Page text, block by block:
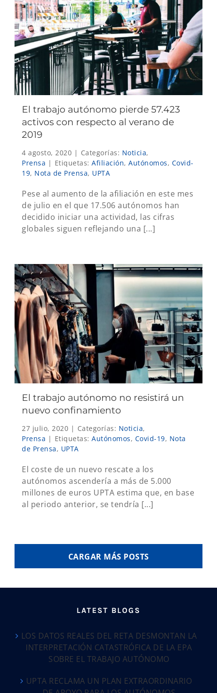
El trabajo autónomo pierde 57.423
activos con respecto al verano de
2019
4 agosto, 2020 | Categorías: Noticia,
Prensa | Etiquetas: Afiliación, Autónomos, Covid-
19, Nota de Prensa, UPTA
Pese al aumento de la afiliación en este mes
de julio en el que 17.506 autónomos han
decidido iniciar una actividad, las cifras
globales siguen reflejando una [...]
El trabajo autónomo no resistirá un
nuevo confinamiento
27 julio, 2020 | Categorías: Noticia,
Prensa | Etiquetas: Autónomos, Covid-19, Nota
de Prensa, UPTA
El coste de un nuevo rescate a los
autónomos ascendería a más de 5.000
millones de euros UPTA estima que, en base
al periodo anterior, se tendría [...]
CARGAR MÁS POSTS
LATEST BLOGS
LOS DATOS REALES DEL RETA DESMONTAN LA
INTERPRETACIÓN CATASTRÓFICA DE LA EPA
SOBRE EL TRABAJO AUTÓNOMO
UPTA RECLAMA UN PLAN EXTRAORDINARIO